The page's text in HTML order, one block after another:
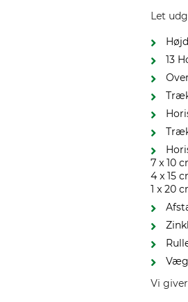
Let
13
7 x 10
4 x 15
1 x 20
Vi